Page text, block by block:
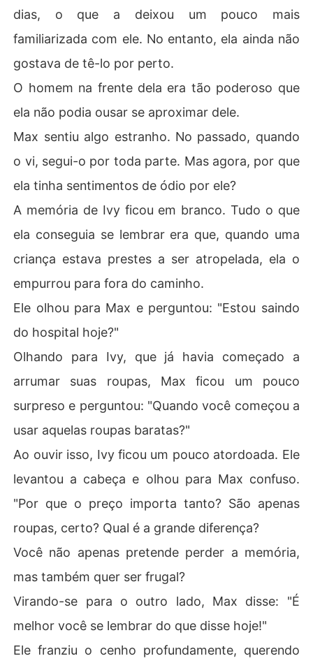
dias, o que a deixou um pouco mais
familiarizada com ele. No entanto, ela ainda não
gostava de tê-lo por perto.
O homem na frente dela era tão poderoso que
ela não podia ousar se aproximar dele.
Max sentiu algo estranho. No passado, quando
o vi, segui-o por toda parte. Mas agora, por que
ela tinha sentimentos de ódio por ele?
A memória de Ivy ficou em branco. Tudo o que
ela conseguia se lembrar era que, quando uma
criança estava prestes a ser atropelada, ela o
empurrou para fora do caminho.
Ele olhou para Max e perguntou: "Estou saindo
do hospital hoje?"
Olhando para Ivy, que já havia começado a
arrumar suas roupas, Max ficou um pouco
surpreso e perguntou: "Quando você começou a
usar aquelas roupas baratas?"
Ao ouvir isso, Ivy ficou um pouco atordoada. Ele
levantou a cabeça e olhou para Max confuso.
"Por que o preço importa tanto? São apenas
roupas, certo? Qual é a grande diferença?
Você não apenas pretende perder a memória,
mas também quer ser frugal?
Virando-se para o outro lado, Max disse: "É
melhor você se lembrar do que disse hoje!"
Ele franziu o cenho profundamente, querendo